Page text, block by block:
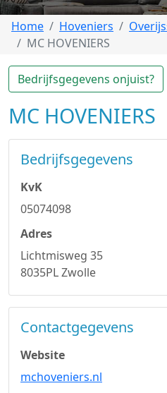
Home Hoveniers
MC HOVENIERS
Bedrijfsgegevens onjuist?
MC HOVENIERS
Bedrijfsgegevens
KvK
05074098
Adres
Lichtmisweg 35
8035PL Zwolle
Contactgegevens
Website
mchoveniers.nl